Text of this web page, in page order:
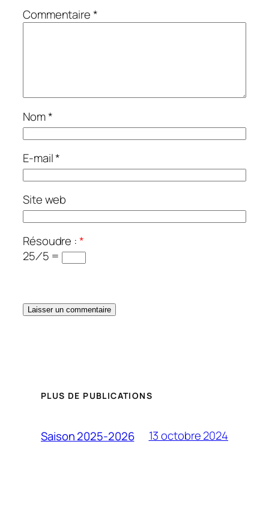
Commentaire*
Nom*
E-mail*
Site web
Résoudre :*
25 ⁄ 5 =
PLUS DE PUBLICATIONS
Saison 2025-2026 13 octobre 2024